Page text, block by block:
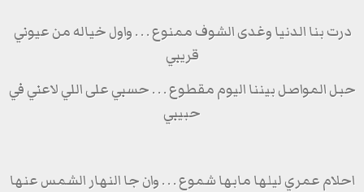
درت بنا الدنيا وغدى الشوف ممنوع . . . واول خياله من عيوني
قريبي
حبل المواصل بيننا اليوم مقطوع . . . حسبي على اللي لاعني في
حبيبي
احلام عمري ليلها مابها شموع . . . وان جا النهار الشمس عنها